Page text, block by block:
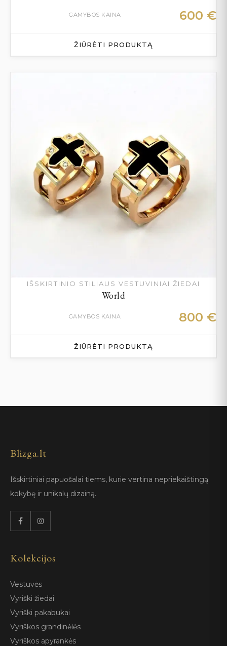
GAMYBOS KAINA 600 €
ŽIŪRĖTI PRODUKTĄ
IŠSKIRTINIO STILIAUS VESTUVINIAI ŽIEDAI
World
GAMYBOS KAINA 800 €
ŽIŪRĖTI PRODUKTĄ
Blizga.lt
Išskirtiniai papuošalai tiems, kurie vertina nepriekaištingą
kokybę ir unikalų dizainą.
Kolekcijos
Vestuvės
Vyriški žiedai
Vyriški pakabukai
Vyriškos grandinėlės
Vyriškos apyrankės